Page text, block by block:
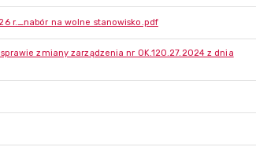
r._nabór na wolne stanowisko.pdf
zmiany zarządzenia nr OK.120.27.2024 z dnia